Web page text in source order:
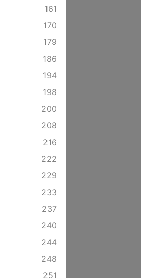
161
170
179
186
194
198
200
208
216
222
229
233
237
240
244
248
251